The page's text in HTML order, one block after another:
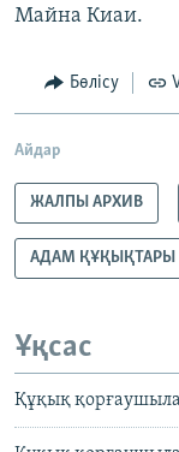
Майна Киаи.
Бөлісу
Айдар
ЖАЛПЫ АРХИВ
АДАМ ҚҰҚЫҚТАРЫ
Ұқсас
Құқық